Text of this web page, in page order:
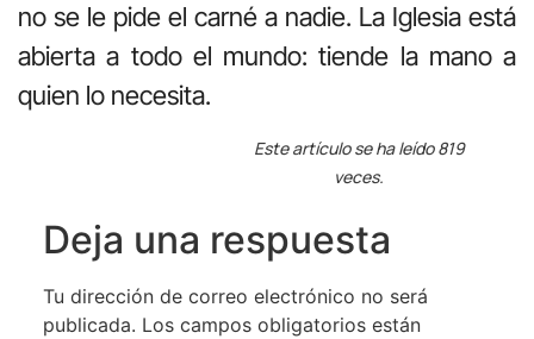
no se le pide el carné a nadie. La Iglesia está
abierta a todo el mundo: tiende la mano a
quien lo necesita.
Este artículo se ha leído 819
veces.
Deja una respuesta
Tu dirección de correo electrónico no será
publicada. Los campos obligatorios están